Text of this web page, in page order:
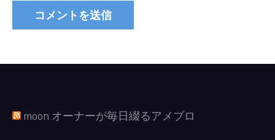
moon オーナーが毎日綴るアメブロ